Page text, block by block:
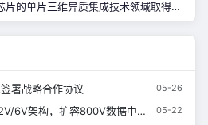
微电子所在面向视觉AI芯片的单片三维异质集成技术领域取得进展
署战略合作协议 05-26
构，扩容800V数据中心电源产品 05-22